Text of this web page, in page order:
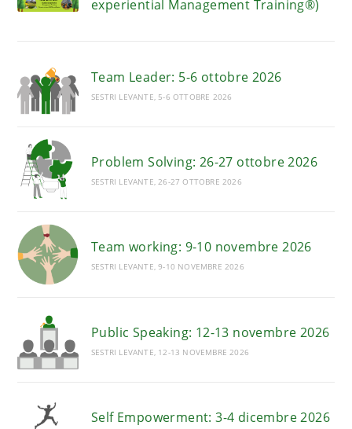
experiential Management Training®)
Team Leader: 5-6 ottobre 2026
SESTRI LEVANTE, 5-6 OTTOBRE 2026
Problem Solving: 26-27 ottobre 2026
SESTRI LEVANTE, 26-27 OTTOBRE 2026
Team working: 9-10 novembre 2026
SESTRI LEVANTE, 9-10 NOVEMBRE 2026
Public Speaking: 12-13 novembre 2026
SESTRI LEVANTE, 12-13 NOVEMBRE 2026
Self Empowerment: 3-4 dicembre 2026